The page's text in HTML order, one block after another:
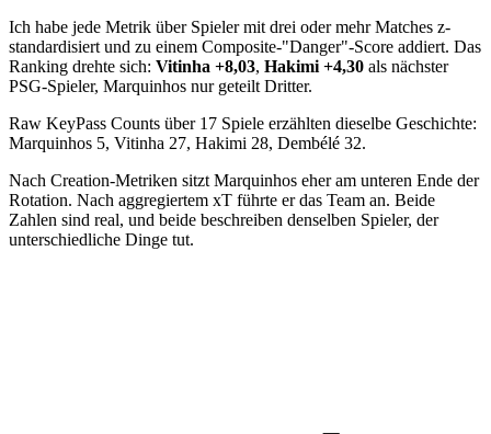
Ich habe jede Metrik über Spieler mit drei oder mehr Matches z-
standardisiert und zu einem Composite-"Danger"-Score addiert. Das
Ranking drehte sich: Vitinha +8,03, Hakimi +4,30 als nächster
PSG-Spieler, Marquinhos nur geteilt Dritter.
Raw KeyPass Counts über 17 Spiele erzählten dieselbe Geschichte:
Marquinhos 5, Vitinha 27, Hakimi 28, Dembélé 32.
Nach Creation-Metriken sitzt Marquinhos eher am unteren Ende der
Rotation. Nach aggregiertem xT führte er das Team an. Beide
Zahlen sind real, und beide beschreiben denselben Spieler, der
unterschiedliche Dinge tut.